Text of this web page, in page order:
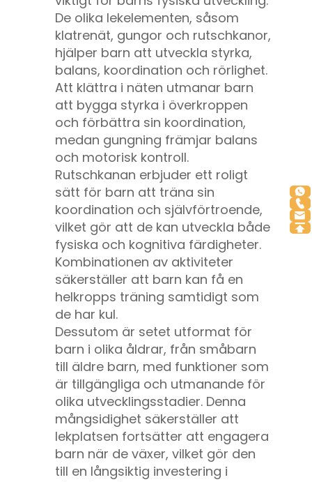
De olika lekelementen, såsom
klatrenät, gungor och rutschkanor,
hjälper barn att utveckla styrka,
balans, koordination och rörlighet.
Att klättra i näten utmanar barn
att bygga styrka i överkroppen
och förbättra sin koordination,
medan gungning främjar balans
och motorisk kontroll.
Rutschkanan erbjuder ett roligt
sätt för barn att träna sin
koordination och självförtroende,
vilket gör att de kan utveckla både
fysiska och kognitiva färdigheter.
Kombinationen av aktiviteter
säkerställer att barn kan få en
helkropps träning samtidigt som
de har kul.
Dessutom är setet utformat för
barn i olika åldrar, från småbarn
till äldre barn, med funktioner som
är tillgängliga och utmanande för
olika utvecklingsstadier. Denna
mångsidighet säkerställer att
lekplatsen fortsätter att engagera
barn när de växer, vilket gör den
till en långsiktig investering i